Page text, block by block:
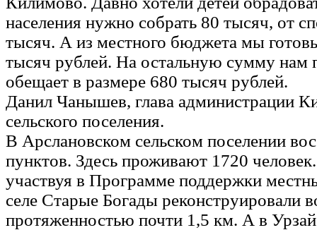
населения нужно собрать 80 тысяч, от
тысяч. А из местного бюджета мы
тысяч рублей. На остальную сумму нам
обещает в размере 680 тысяч рублей.
Данил Чанышев, глава администрации
сельского поселения.
В Арслановском сельском поселении
пунктов. Здесь проживают 1720
участвуя в Программе поддержки
селе Старые Богады реконструировали
протяженностью почти 1,5 км. А в